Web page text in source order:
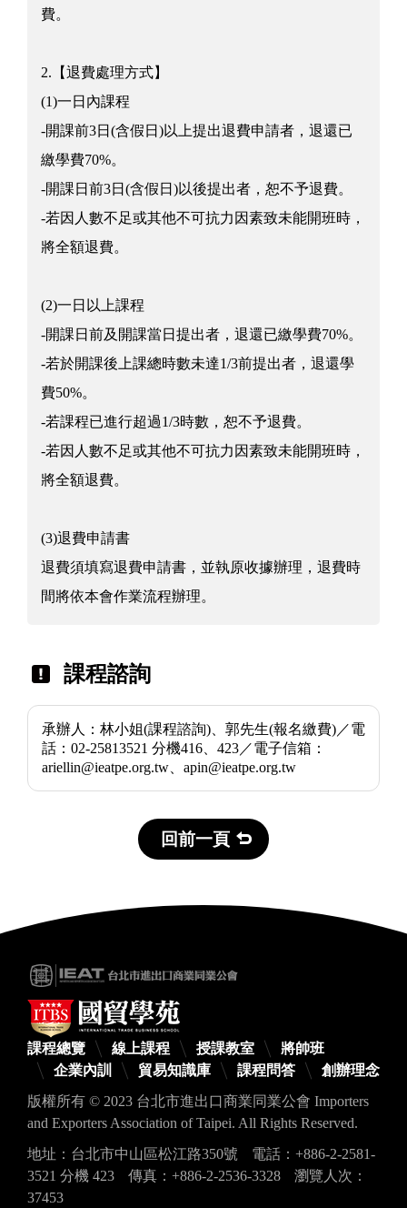
費。
2.【退費處理方式】
(1)一日內課程
-開課前3日(含假日)以上提出退費申請者，退還已
繳學費70%。
-開課日前3日(含假日)以後提出者，恕不予退費。
-若因人數不足或其他不可抗力因素致未能開班時，
將全額退費。
(2)一日以上課程
-開課日前及開課當日提出者，退還已繳學費70%。
-若於開課後上課總時數未達1/3前提出者，退還學
費50%。
-若課程已進行超過1/3時數，恕不予退費。
-若因人數不足或其他不可抗力因素致未能開班時，
將全額退費。
(3)退費申請書
退費須填寫退費申請書，並執原收據辦理，退費時
間將依本會作業流程辦理。
課程諮詢
承辦人：林小姐(課程諮詢)、郭先生(報名繳費)／電
話：02-25813521 分機416、423／電子信箱：
ariellin@ieatpe.org.tw、apin@ieatpe.org.tw
回前一頁
課程總覽 線上課程 授課教室
將帥班
企業內訓
貿易知識庫 課程問答
創辦理念
版權所有 © 2023 台北市進出口商業同業公會 Importers
and Exporters Association of Taipei. All Rights Reserved.
地址：台北市中山區松江路350號
電話：+886-2-2581-
3521 分機 423
傳真：+886-2-2536-3328
瀏覽人次：
37453